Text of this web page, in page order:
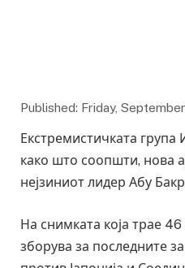
Published: Friday,
Екстремистичката група
како што соопшти, нова
нејзиниот лидер Абу
На снимката која трае
зборува за последните